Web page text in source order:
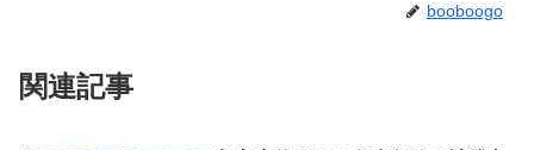
booboogo
関連記事